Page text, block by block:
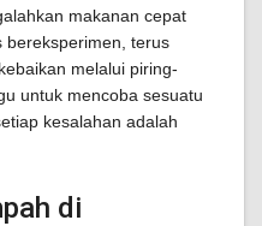
makanan cepat
bereksperimen, terus
melalui piring-
untuk mencoba sesuatu
kesalahan adalah
di